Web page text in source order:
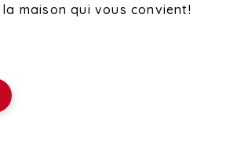
maison qui vous convient!